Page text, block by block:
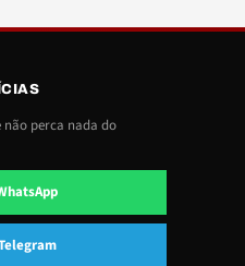
não perca nada do